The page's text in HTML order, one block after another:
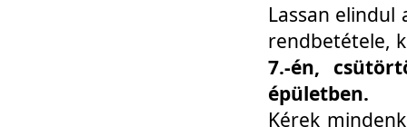
Lassan elindul
rendbetétele,
7.-én,
épületben.
Kérek